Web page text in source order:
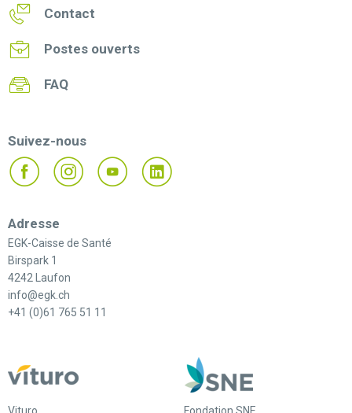
Contact
Postes ouverts
FAQ
Suivez-nous
Adresse
EGK-Caisse de Santé
Birspark 1
4242 Laufon
info@egk.ch
+41 (0)61 765 51 11
Vituro Fondation SNE